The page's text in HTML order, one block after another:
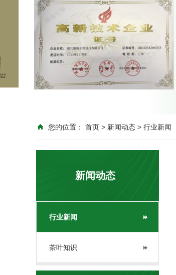
您的位置： 首页 > 新闻动态 > 行业新闻
新闻动态
行业新闻
茶叶知识